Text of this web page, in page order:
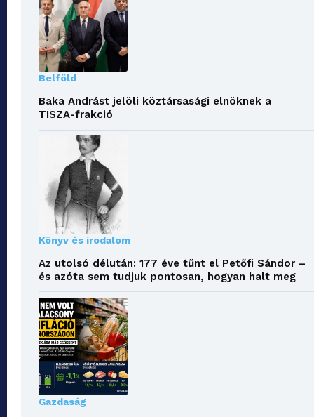
Belföld
Baka Andrást jelöli köztársasági elnöknek a
TISZA-frakció
Könyv és irodalom
Az utolsó délután: 177 éve tűnt el Petőfi Sándor –
és azóta sem tudjuk pontosan, hogyan halt meg
Gazdaság